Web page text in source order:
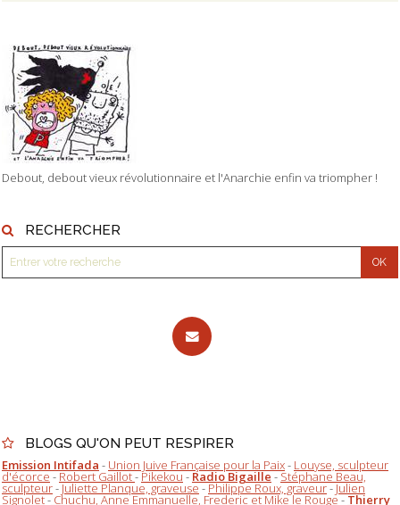
Debout, debout vieux révolutionnaire et l'Anarchie enfin va triompher !
RECHERCHER
BLOGS QU'ON PEUT RESPIRER
Emission Intifada - Union Juive Française pour la Paix- Louyse, sculpteur
d'écorce-Robert Gaillot-Pikekou-Radio Bigaille-Stéphane Beau,
sculpteur-Juliette Planque, graveuse-Philippe Roux, graveur-Julien
Signolet-Chuchu, Anne Emmanuelle, Frederic et Mike le Rouge-Thierry